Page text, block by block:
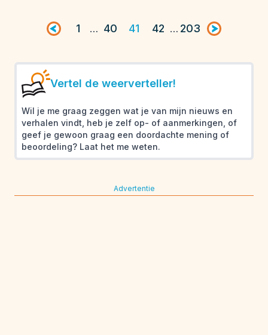
Vorige pagina
1 … 40 41 42 … 203 Volgende
Vertel de weerverteller!
Wil je me graag zeggen wat je van mijn nieuws en
verhalen vindt, heb je zelf op- of aanmerkingen, of
geef je gewoon graag een doordachte mening of
beoordeling? Laat het me weten.
Advertentie